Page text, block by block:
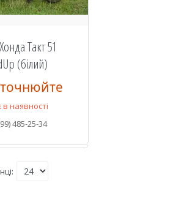
Такт 51
(білий)
наявності
485-25-34